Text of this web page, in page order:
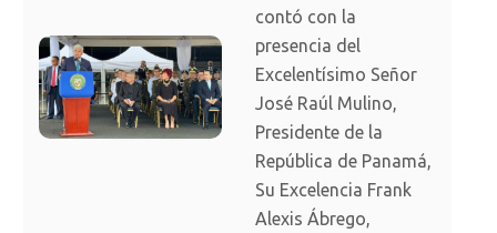
contó con la
presencia del
Excelentísimo Señor
José Raúl Mulino,
Presidente de la
República de Panamá,
Su Excelencia Frank
Alexis Ábrego,